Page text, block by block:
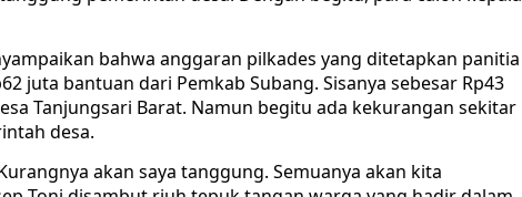
bahwa anggaran pilkades yang ditetapkan panitia
juta bantuan dari Pemkab Subang. Sisanya sebesar Rp43
Tanjungsari Barat. Namun begitu ada kekurangan sekitar
desa.
akan saya tanggung. Semuanya akan kita